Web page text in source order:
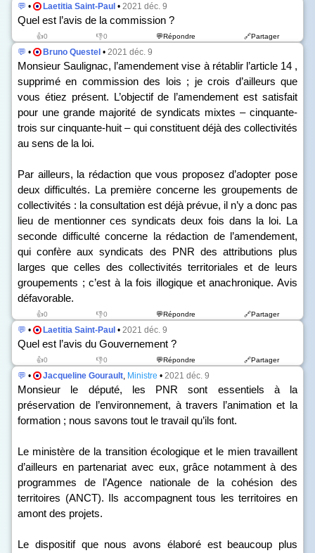
💬 • Laetitia Saint-Paul • 2021 déc. 9
Quel est l’avis de la commission ?
👍0 👎0 💬Répondre 🔗Partager
💬 • Bruno Questel • 2021 déc. 9
Monsieur Saulignac, l’amendement vise à rétablir l’article 14 ,
supprimé en commission des lois ; je crois d’ailleurs que
vous étiez présent. L’objectif de l’amendement est satisfait
pour une grande majorité de syndicats mixtes – cinquante-
trois sur cinquante-huit – qui constituent déjà des collectivités
au sens de la loi.
Par ailleurs, la rédaction que vous proposez d’adopter pose
deux difficultés. La première concerne les groupements de
collectivités : la consultation est déjà prévue, il n’y a donc pas
lieu de mentionner ces syndicats deux fois dans la loi. La
seconde difficulté concerne la rédaction de l’amendement,
qui confère aux syndicats des PNR des attributions plus
larges que celles des collectivités territoriales et de leurs
groupements ; c’est à la fois illogique et anachronique. Avis
défavorable.
👍0 👎0 💬Répondre 🔗Partager
💬 • Laetitia Saint-Paul • 2021 déc. 9
Quel est l’avis du Gouvernement ?
👍0 👎0 💬Répondre 🔗Partager
💬 • Jacqueline Gourault, Ministre • 2021 déc. 9
Monsieur le député, les PNR sont essentiels à la
préservation de l’environnement, à travers l’animation et la
formation ; nous savons tout le travail qu’ils font.
Le ministère de la transition écologique et le mien travaillent
d’ailleurs en partenariat avec eux, grâce notamment à des
programmes de l’Agence nationale de la cohésion des
territoires (ANCT). Ils accompagnent tous les territoires en
amont des projets.
Le dispositif que nous avons élaboré est beaucoup plus